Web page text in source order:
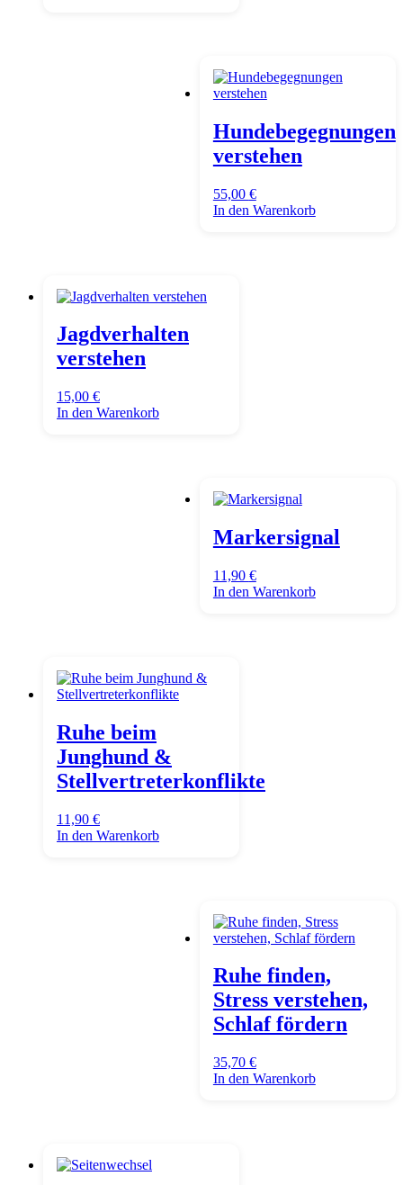
Hundebegegnungen
verstehen
55,00 €
In den Warenkorb
Jagdverhalten
verstehen
15,00 €
In den Warenkorb
Markersignal
11,90 €
In den Warenkorb
Ruhe beim
Junghund &
Stellvertreterkonflikte
11,90 €
In den Warenkorb
Ruhe finden,
Stress verstehen,
Schlaf fördern
35,70 €
In den Warenkorb